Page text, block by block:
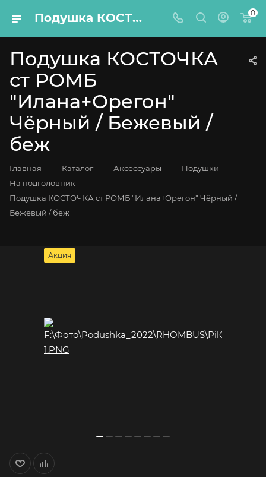
Подушка КОСТОЧКА ст РОМБ "Илана+Орегон" Чёрный / Бежевый / беж 0
Подушка КОСТОЧКА
ст РОМБ
"Илана+Орегон"
Чёрный / Бежевый /
беж
Главная — Каталог — Аксессуары — Подушки —
На подголовник —
Подушка КОСТОЧКА ст РОМБ "Илана+Орегон" Чёрный /
Бежевый / беж
Акция